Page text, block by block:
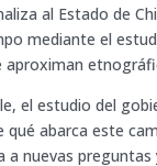
al Estado de
mediante el
el estudio del
abarca este
nuevas